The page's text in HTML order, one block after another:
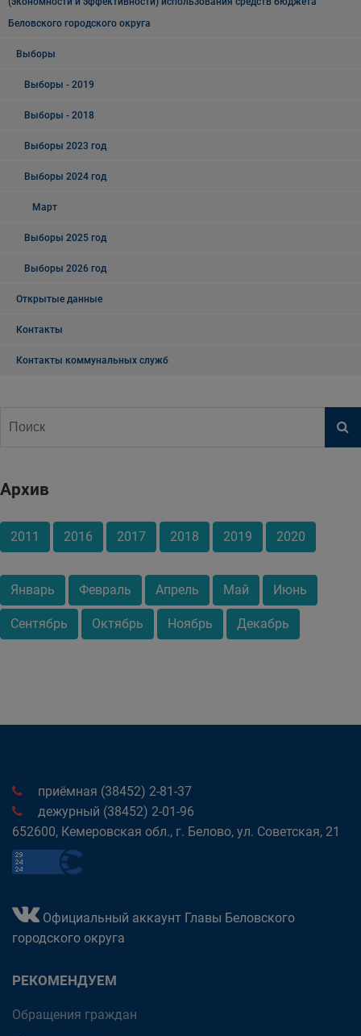
Беловского городского округа
Выборы
Выборы - 2019
Выборы - 2018
Выборы 2023 год
Выборы 2024 год
Март
Выборы 2025 год
Выборы 2026 год
Открытые данные
Контакты
Контакты коммунальных служб
Архив
2011 2016 2017 2018 2019 2020
Январь Февраль Апрель Май Июнь
Сентябрь Октябрь Ноябрь Декабрь
приёмная (38452) 2-81-37
дежурный (38452) 2-01-96
652600, Кемеровская обл., г. Белово, ул. Советская, 21
Официальный аккаунт Главы Беловского
городского округа
РЕКОМЕНДУЕМ
Обращения граждан